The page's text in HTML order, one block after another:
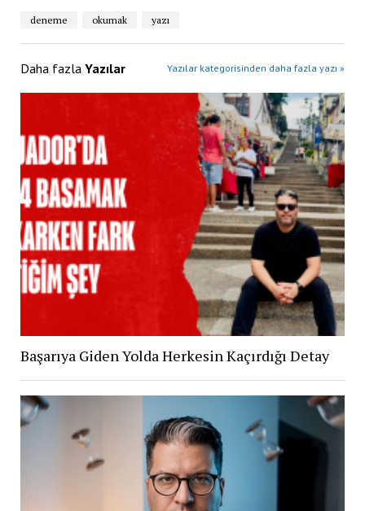
deneme okumak yazı
Daha fazla Yazılar Yazılar kategorisinden daha fazla yazı »
Başarıya Giden Yolda Herkesin Kaçırdığı Detay